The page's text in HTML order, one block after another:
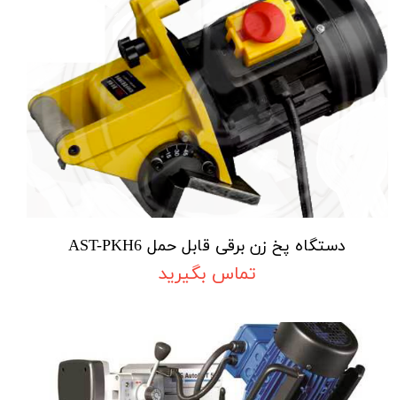
دستگاه پخ زن برقی قابل حمل AST-PKH6
تماس بگیرید